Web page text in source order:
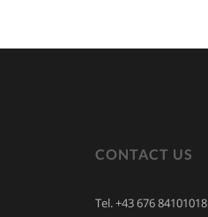
CONTACT US
Tel. +43 676 84101018